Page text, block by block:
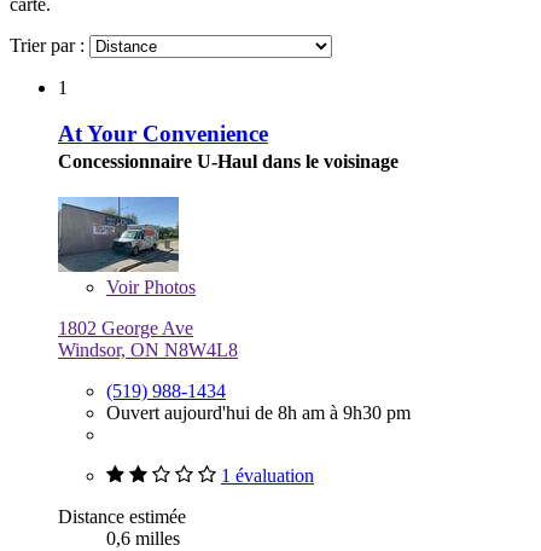
Trier par :
1
At Your Convenience
Concessionnaire U-Haul dans le voisinage
VoirPhotos
1802 George Ave
Windsor, ON N8W4L8
(519) 988-1434
Ouvert aujourd'hui de 8h am à 9h30 pm
1 évaluation
Distance estimée
0,6 milles